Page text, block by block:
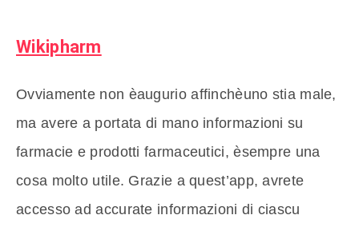
Wikipharm
Ovviamente non èaugurio affinchèuno stia male,
ma avere a portata di mano informazioni su
farmacie e prodotti farmaceutici, èsempre una
cosa molto utile. Grazie a quest’app, avrete
accesso ad accurate informazioni di ciascu